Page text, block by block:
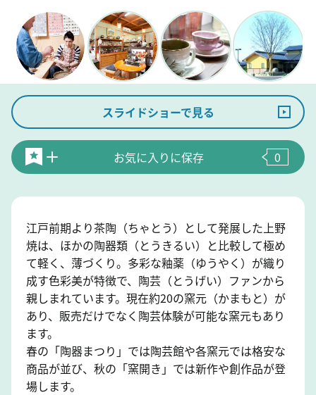
スライドショーで見る
お気に入りに保存 0
江戸前期より茶陶（ちゃとう）として発展した上野
焼は、ほかの陶器類（とうきるい）と比較して極め
て軽く、薄づくり。多彩な釉薬（ゆうやく）が織り
成す色彩美が特徴で、陶芸（とうげい）ファンから
親しまれています。現在約20の窯元（かまもと）が
あり、販売だけでなく陶芸体験が可能な窯元もあり
ます。
春の「陶器まつり」では陶芸館や各窯元では格安な
商品が並び、秋の「窯開き」では新作や創作品が登
場します。